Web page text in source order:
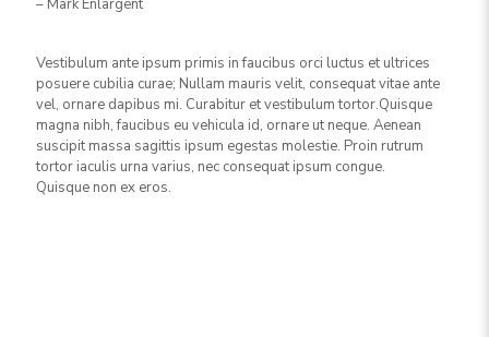
Vestibulum ante ipsum primis in faucibus orci luctus et ultrices
posuere cubilia curae; Nullam mauris velit, consequat vitae ante
vel, ornare dapibus mi. Curabitur et vestibulum tortor.Quisque
magna nibh, faucibus eu vehicula id, ornare ut neque. Aenean
suscipit massa sagittis ipsum egestas molestie. Proin rutrum
tortor iaculis urna varius, nec consequat ipsum congue.
Quisque non ex eros.